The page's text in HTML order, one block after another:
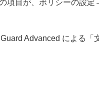
項目が、ポリシーの
Advanced による